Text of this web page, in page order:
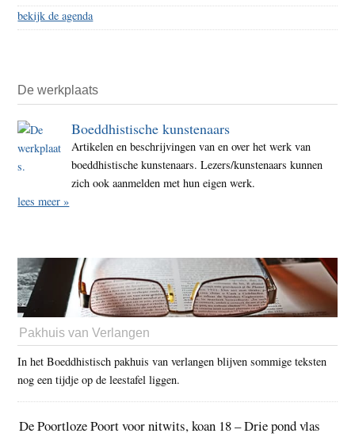
bekijk de agenda
De werkplaats
Boeddhistische kunstenaars
Artikelen en beschrijvingen van en over het werk van
boeddhistische kunstenaars. Lezers/kunstenaars kunnen
zich ook aanmelden met hun eigen werk.
lees meer »
Pakhuis van Verlangen
In het Boeddhistisch pakhuis van verlangen blijven sommige teksten
nog een tijdje op de leestafel liggen.
De Poortloze Poort voor nitwits, koan 18 – Drie pond vlas